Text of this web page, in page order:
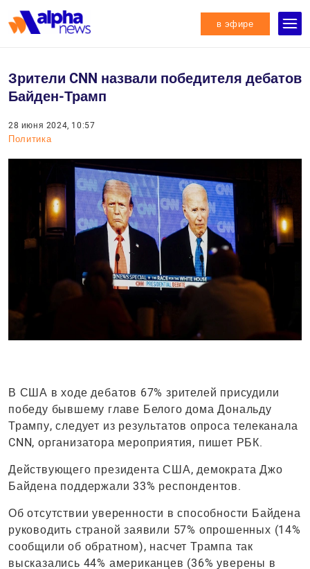
в эфире
Зрители CNN назвали победителя дебатов
Байден-Трамп
28 июня 2024, 10:57
Политика
В США в ходе дебатов 67% зрителей присудили
победу бывшему главе Белого дома Дональду
Трампу, следует из результатов опроса телеканала
CNN, организатора мероприятия, пишет РБК.
Действующего президента США, демократа Джо
Байдена поддержали 33% респондентов.
Об отсутствии уверенности в способности Байдена
руководить страной заявили 57% опрошенных (14%
сообщили об обратном), насчет Трампа так
высказались 44% американцев (36% уверены в